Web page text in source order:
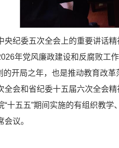
央纪委五次全会上的重要讲话
年党风廉政建设和反腐败工
的开局之年，也是推动教育改
会和省纪委十五届六次全会
十五五”期间实施的有组织教
议。